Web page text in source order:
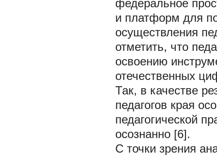
федеральное
и платформ для
осуществления
отметить, что
освоению
отечественных
Так, в качестве
педагогов края
педагогической
осознанно [6].
С точки зрения